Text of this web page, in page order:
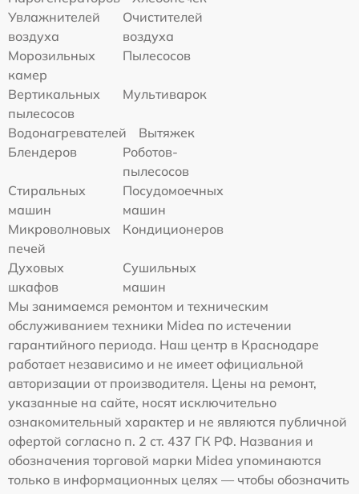
Увлажнителей
воздуха
Очистителей
воздуха
Морозильных
камер
Пылесосов
Вертикальных
пылесосов
Мультиварок
Водонагревателей
Вытяжек
Блендеров
Роботов-
пылесосов
Стиральных
машин
Посудомоечных
машин
Микроволновых
печей
Кондиционеров
Духовых
шкафов
Сушильных
машин
Мы занимаемся ремонтом и техническим
обслуживанием техники Midea по истечении
гарантийного периода. Наш центр в Краснодаре
работает независимо и не имеет официальной
авторизации от производителя. Цены на ремонт,
указанные на сайте, носят исключительно
ознакомительный характер и не являются публичной
офертой согласно п. 2 ст. 437 ГК РФ. Названия и
обозначения торговой марки Midea упоминаются
только в информационных целях — чтобы обозначить